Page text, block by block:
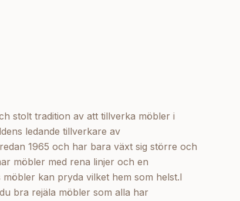
stolt tradition av att tillverka möbler i
ledande tillverkare av
1965 och har bara växt sig större och
möbler med rena linjer och en
kan pryda vilket hem som helst.I
bra rejäla möbler som alla har